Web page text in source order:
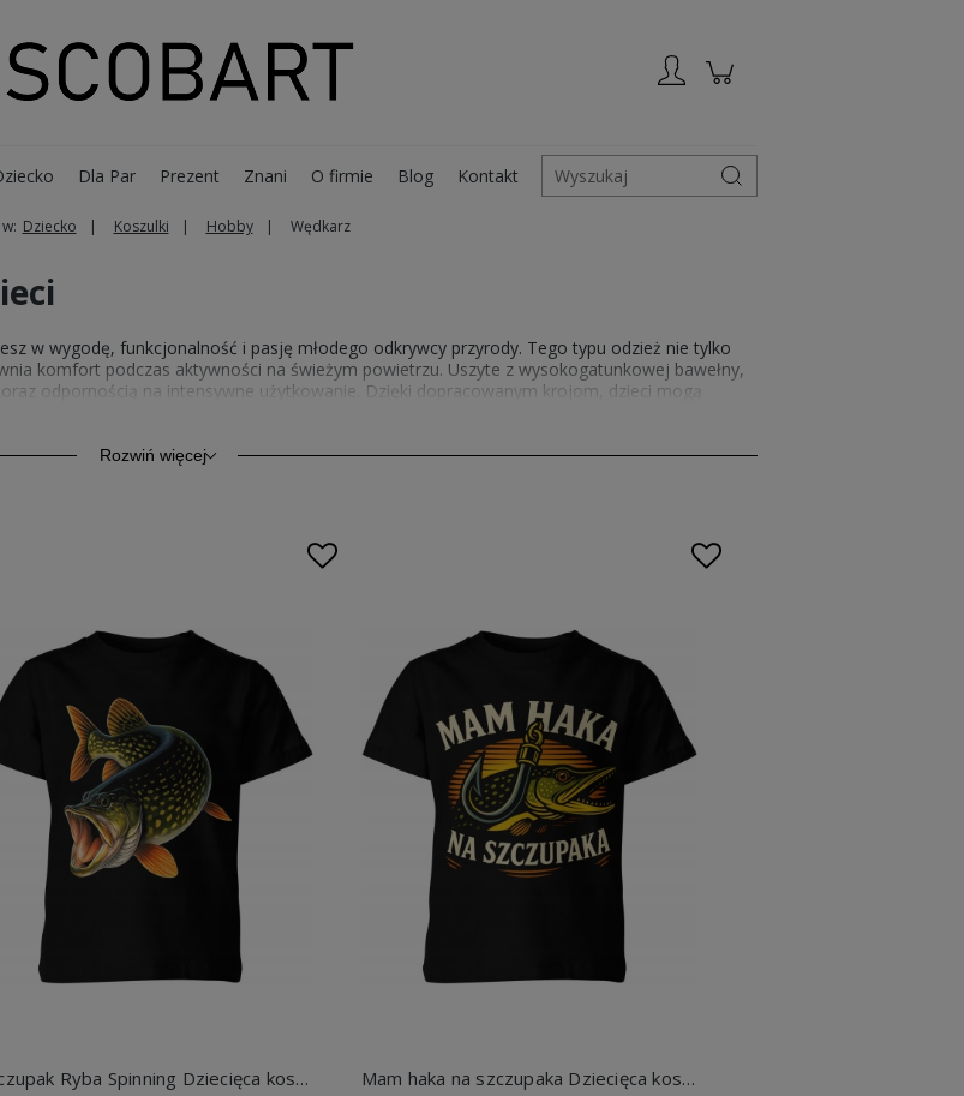
Dla Par Prezent Znani O firmie Blog Kontakt Wyszukaj
Dziecko Koszulki Hobby Wędkarz
w wygodę, funkcjonalność i pasję młodego odkrywcy przyrody. Tego typu odzież nie tylko
komfort podczas aktywności na świeżym powietrzu. Uszyte z wysokogatunkowej bawełny,
odpornością na intensywne użytkowanie. Dzięki dopracowanym krojom, dzieci mogą
Rozwiń więcej
Szczupak Ryba Spinning Dziecięca koszulka Mam haka na szczupaka Dziecięca koszulka